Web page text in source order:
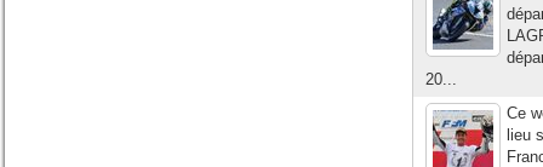
20...
Ce
lieu